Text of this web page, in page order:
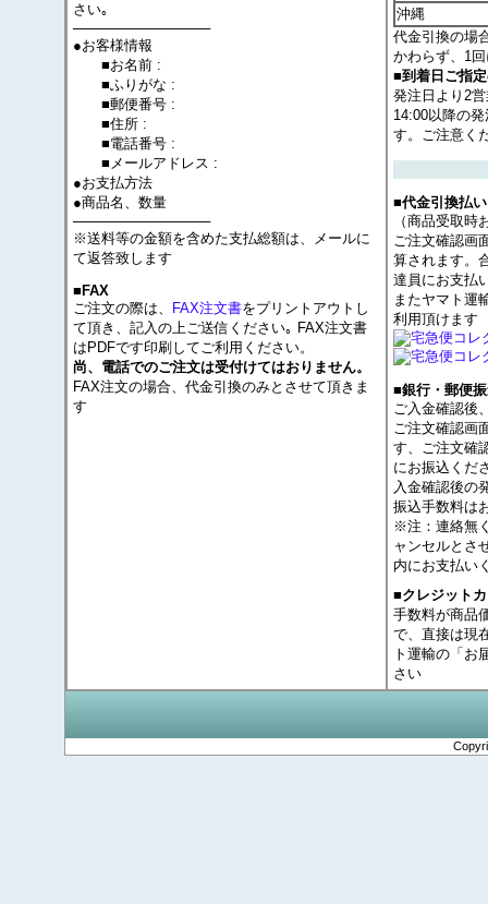
さい｡
──────────────
●お客様情報
■お名前 :
■ふりがな :
■郵便番号 :
■住所 :
■電話番号 :
■メールアドレス :
●お支払方法
●商品名、数量
──────────────
※送料等の金額を含めた支払総額は、メールに
て返答致します
■FAX
ご注文の際は、 FAX注文書をプリントアウトし
て頂き、記入の上ご送信ください｡ FAX注文書
はPDFです印刷してご利用ください。
尚、電話でのご注文は受付けてはおりません。
FAX注文の場合、代金引換のみとさせて頂きま
す
沖縄
代金引換の場
かわらず、1
■到着日ご指
発注日より2
14:00以降の
す。ご注意く
■代金引換払い
（商品受取時
ご注文確認画
算されます。
達員にお支払
またヤマト運
利用頂けます
■銀行・郵便
ご入金確認後
ご注文確認画
す、ご注文確
にお振込くだ
入金確認後の
振込手数料は
※注：連絡無
ャンセルとさ
内にお支払い
■クレジット
手数料が商品
で、直接は現
ト運輸の「お
さい